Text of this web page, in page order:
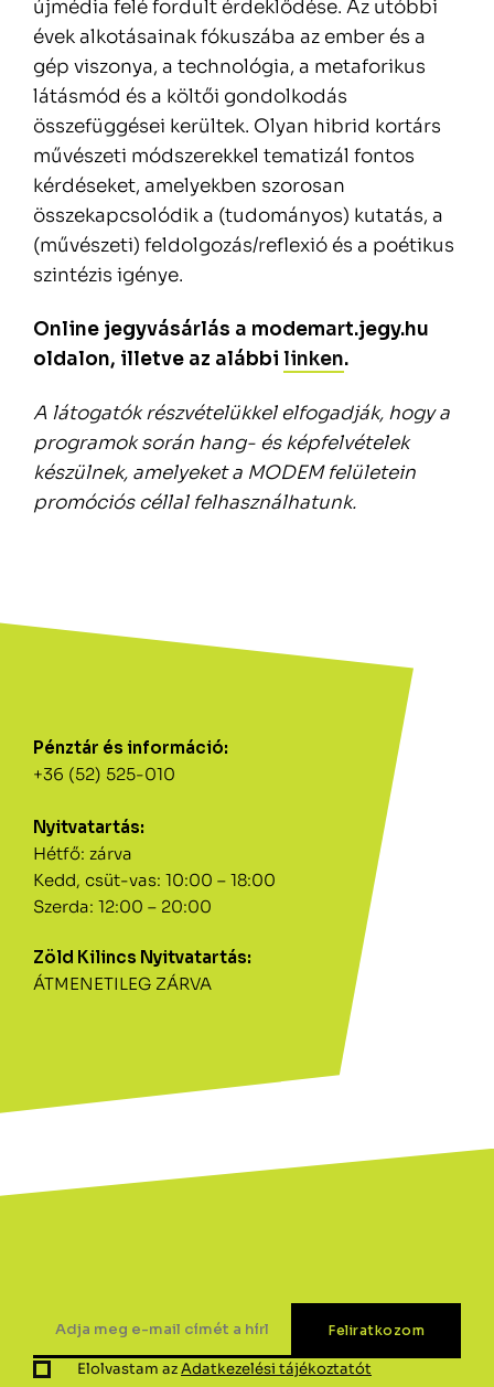
Pénztár és információ:
+36 (52) 525-010
Nyitvatartás:
Hétfő: zárva
Kedd, csüt-vas: 10:00 – 18:00
Szerda: 12:00 – 20:00
Zöld Kilincs Nyitvatartás:
ÁTMENETILEG ZÁRVA
újmédia felé fordult érdeklődése. Az utóbbi
évek alkotásainak fókuszába az ember és a
gép viszonya, a technológia, a metaforikus
látásmód és a költői gondolkodás
összefüggései kerültek. Olyan hibrid kortárs
művészeti módszerekkel tematizál fontos
kérdéseket, amelyekben szorosan
összekapcsolódik a (tudományos) kutatás, a
(művészeti) feldolgozás/reflexió és a poétikus
szintézis igénye.
Online jegyvásárlás a modemart.jegy.hu
oldalon, illetve az alábbi linken.
A látogatók részvételükkel elfogadják, hogy a
programok során hang- és képfelvételek
készülnek, amelyeket a MODEM felületein
promóciós céllal felhasználhatunk.
Elolvastam azAdatkezelési tájékoztatót